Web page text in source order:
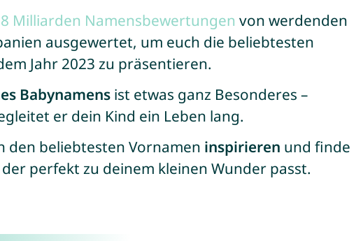
Milliarden Namensbewertungen von werdenden
ausgewertet, um euch die beliebtesten
Jahr 2023 zu präsentieren.
Babynamensist etwas ganz Besonderes –
er dein Kind ein Leben lang.
den beliebtesten Vornamen inspirieren und finde
perfekt zu deinem kleinen Wunder passt.